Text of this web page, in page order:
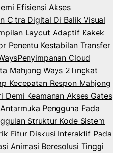
Efisiensi Akses
Citra Digital Di Balik Visual
Layout Adaptif Kakek
Penentu Kestabilan Transfer
Penyimpanan Cloud
Mahjong Ways 2Tingkat
Kecepatan Respon Mahjong
Demi Keamanan Akses Gates
Pengguna Pada
Struktur Kode Sistem
Fitur Diskusi Interaktif Pada
Animasi Beresolusi Tinggi